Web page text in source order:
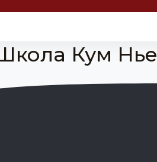
Кум Нье